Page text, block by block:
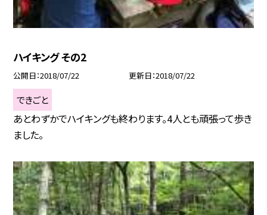
ハイキング その2
公開日 2018/07/22 更新日 2018/07/22
できごと
あとわずかでハイキングも終わります。4人とも頑張って歩き
ました。